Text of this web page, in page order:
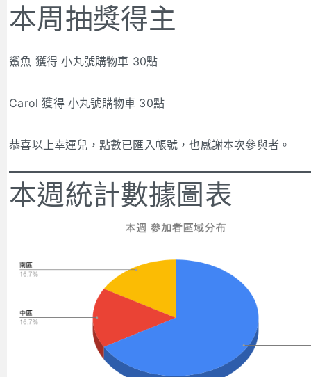
本周抽獎得主
鯊魚 獲得 小丸號購物車 30點
Carol 獲得 小丸號購物車 30點
恭喜以上幸運兒，點數已匯入帳號，也感謝本次參與者。
本週統計數據圖表